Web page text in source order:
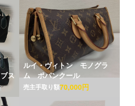
ス
ルイ・ヴィトン モノグラ
ム ポパンクール
売主手取り額70,000円